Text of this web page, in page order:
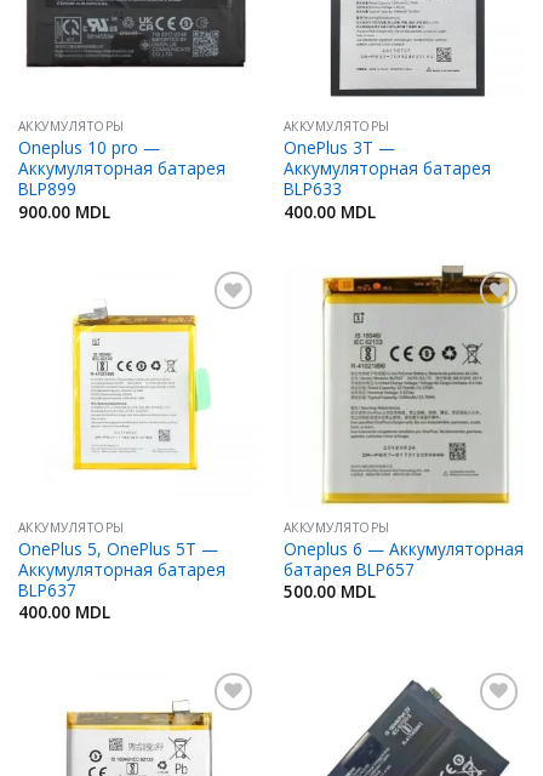
АККУМУЛЯТОРЫ
Oneplus 10 pro —
Аккумуляторная батарея
BLP899
900.00 MDL
АККУМУЛЯТОРЫ
OnePlus 3T —
Аккумуляторная батарея
BLP633
400.00 MDL
Добавить
Избранное
АККУМУЛЯТОРЫ
OnePlus 5, OnePlus 5T —
Аккумуляторная батарея
BLP637
400.00 MDL
в
Избранное
АККУМУЛЯТОРЫ
Oneplus 6 — Аккумуляторная
батарея BLP657
500.00 MDL
Добавить
Избранное
Добавить
Избранное